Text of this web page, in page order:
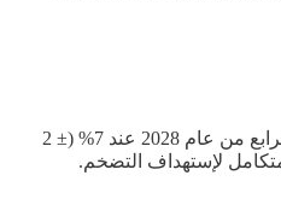
قرر البنك المركزي المصري خلال إجتماع لجنة السياسة النقدية، يوم الخميس الماضي، تمديد الأفق الزمني لمعدلات التضخم المستهدفة إلى الربع الرابع من عام 2026 والربع الرابع من عام 2028 عند 7% (± 2